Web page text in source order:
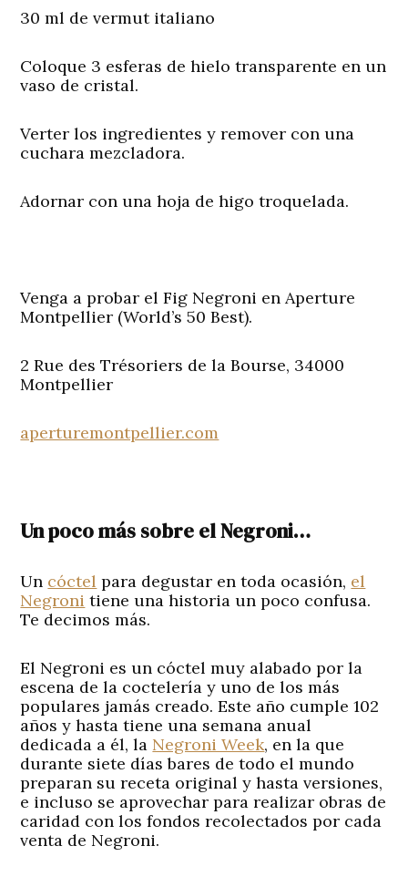
30 ml de vermut italiano
Coloque 3 esferas de hielo transparente en un
vaso de cristal.
Verter los ingredientes y remover con una
cuchara mezcladora.
Adornar con una hoja de higo troquelada.
Venga a probar el Fig Negroni en Aperture
Montpellier (World’s 50 Best).
2 Rue des Trésoriers de la Bourse, 34000
Montpellier
aperturemontpellier.com
Un poco más sobre el Negroni…
Un cóctel para degustar en toda ocasión, el
Negroni tiene una historia un poco confusa.
Te decimos más.
El Negroni es un cóctel muy alabado por la
escena de la coctelería y uno de los más
populares jamás creado. Este año cumple 102
años y hasta tiene una semana anual
dedicada a él, la Negroni Week, en la que
durante siete días bares de todo el mundo
preparan su receta original y hasta versiones,
e incluso se aprovechar para realizar obras de
caridad con los fondos recolectados por cada
venta de Negroni.